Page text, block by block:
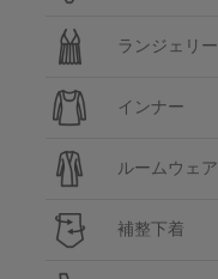
ランジェリー
インナー
ルームウェア
補整下着